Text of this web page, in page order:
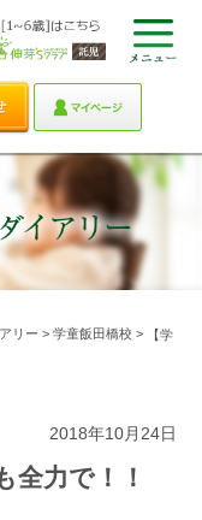
リー > 学童飯田橋校>
【学
2018年10月24日
全力で！！